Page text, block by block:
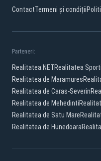
ContactTermeni și condiții
Parteneri:
Realitatea.NETRealitatea
Realitatea de Maramures
Realitatea de Caras-Severin
Realitatea de Mehedinti
Realitatea de Satu Mare
Realitatea de Hunedoara